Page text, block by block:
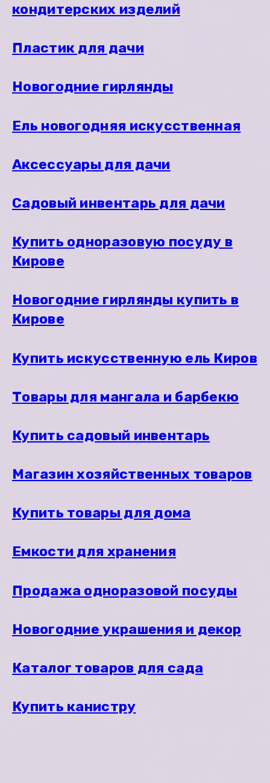
кондитерских изделий
Пластик для дачи
Новогодние гирлянды
Ель новогодняя искусственная
Аксессуары для дачи
Садовый инвентарь для дачи
Купить одноразовую посуду в
Кирове
Новогодние гирлянды купить в
Кирове
Купить искусственную ель Киров
Товары для мангала и барбекю
Купить садовый инвентарь
Магазин хозяйственных товаров
Купить товары для дома
Емкости для хранения
Продажа одноразовой посуды
Новогодние украшения и декор
Каталог товаров для сада
Купить канистру